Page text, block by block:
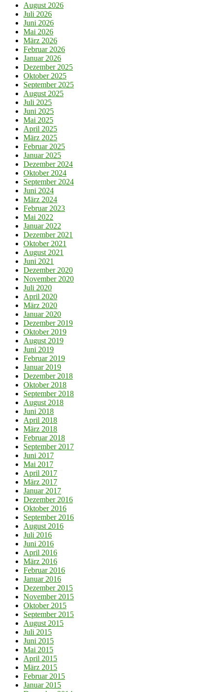
August 2026
Juli 2026
Juni 2026
Mai 2026
März 2026
Februar 2026
Januar 2026
Dezember 2025
Oktober 2025
September 2025
August 2025
Juli 2025
Juni 2025
Mai 2025
April 2025
März 2025
Februar 2025
Januar 2025
Dezember 2024
Oktober 2024
September 2024
Juni 2024
März 2024
Februar 2023
Mai 2022
Januar 2022
Dezember 2021
Oktober 2021
August 2021
Juni 2021
Dezember 2020
November 2020
Juli 2020
April 2020
März 2020
Januar 2020
Dezember 2019
Oktober 2019
August 2019
Juni 2019
Februar 2019
Januar 2019
Dezember 2018
Oktober 2018
September 2018
August 2018
Juni 2018
April 2018
März 2018
Februar 2018
September 2017
Juni 2017
Mai 2017
April 2017
März 2017
Januar 2017
Dezember 2016
Oktober 2016
September 2016
August 2016
Juli 2016
Juni 2016
April 2016
März 2016
Februar 2016
Januar 2016
Dezember 2015
November 2015
Oktober 2015
September 2015
August 2015
Juli 2015
Juni 2015
Mai 2015
April 2015
März 2015
Februar 2015
Januar 2015